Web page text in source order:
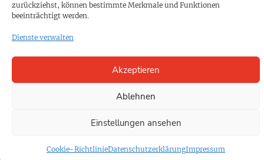
zurückziehst, können bestimmte Merkmale und Funktionen
beeinträchtigt werden.
Dienste verwalten
Akzeptieren
Ablehnen
Einstellungen ansehen
Cookie-RichtlinieDatenschutzerklärungImpressum
SPENDEN
Cookie-Richtlinie